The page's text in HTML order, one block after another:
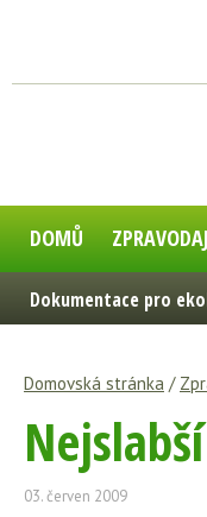
DOMŮ
Dokumentace pro
Domovská stránka /
03. červen 2009